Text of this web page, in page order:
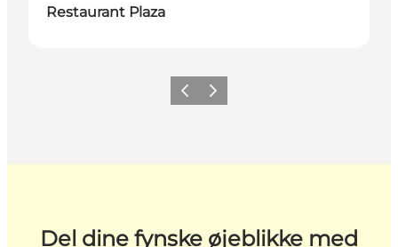
Restaurant Plaza
ForrigeNæste
Del dine fynske øjeblikke med